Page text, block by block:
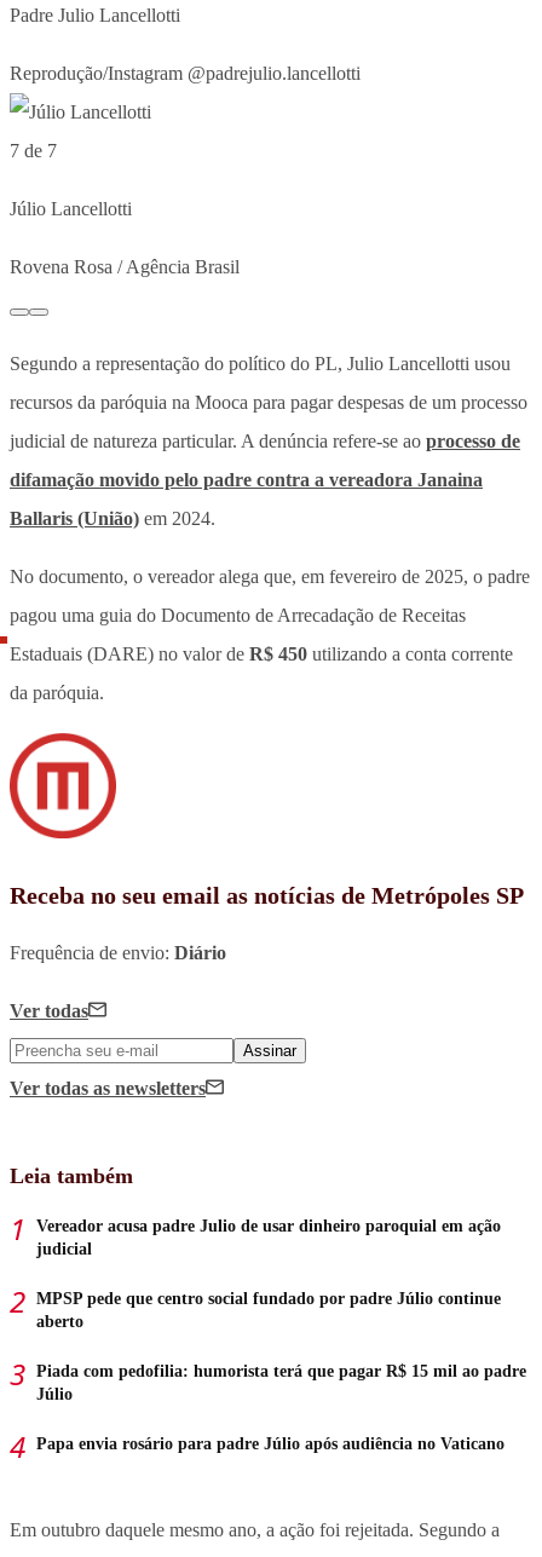
Padre Julio Lancellotti
Reprodução/Instagram @padrejulio.lancellotti
7 de 7
Júlio Lancellotti
Rovena Rosa / Agência Brasil
Segundo a representação do político do PL, Julio Lancellotti usou
recursos da paróquia na Mooca para pagar despesas de um processo
judicial de natureza particular. A denúncia refere-se ao processo de
difamação movido pelo padre contra a vereadora Janaina
Ballaris (União) em 2024.
No documento, o vereador alega que, em fevereiro de 2025, o padre
pagou uma guia do Documento de Arrecadação de Receitas
Estaduais (DARE) no valor de R$ 450 utilizando a conta corrente
da paróquia.
Receba no seu email as notícias de Metrópoles SP
Frequência de envio: Diário
Ver todas
Assinar
Ver todas as newsletters
Leia também
Vereador acusa padre Julio de usar dinheiro paroquial em ação
judicial
MPSP pede que centro social fundado por padre Júlio continue
aberto
Piada com pedofilia: humorista terá que pagar R$ 15 mil ao padre
Júlio
Papa envia rosário para padre Júlio após audiência no Vaticano
Em outubro daquele mesmo ano, a ação foi rejeitada. Segundo a